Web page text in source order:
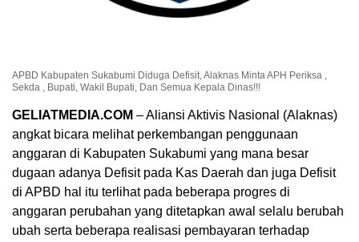
APBD Kabupaten Sukabumi Diduga Defisit, Alaknas Minta APH Periksa ,
Sekda , Bupati, Wakil Bupati, Dan Semua Kepala Dinas!!!
GELIATMEDIA.COM – Aliansi Aktivis Nasional (Alaknas)
angkat bicara melihat perkembangan penggunaan
anggaran di Kabupaten Sukabumi yang mana besar
dugaan adanya Defisit pada Kas Daerah dan juga Defisit
di APBD hal itu terlihat pada beberapa progres di
anggaran perubahan yang ditetapkan awal selalu berubah
ubah serta beberapa realisasi pembayaran terhadap